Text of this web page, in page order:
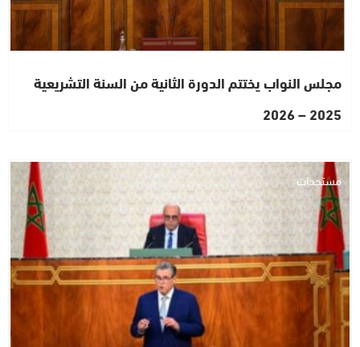
مجلس النواب يختتم الدورة الثانية من السنة التشريعية
2025 – 2026
مستجدات